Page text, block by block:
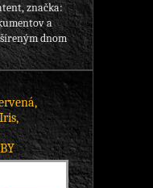
značka:
a
dnom